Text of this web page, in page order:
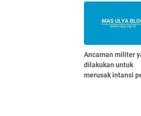
Ancaman militer
dilakukan untuk
merusak intansi